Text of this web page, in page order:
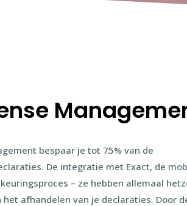
bespaar je tot 75% van de
De integratie met Exact, de
– ze hebben allemaal
afhandelen van je declaraties. Door